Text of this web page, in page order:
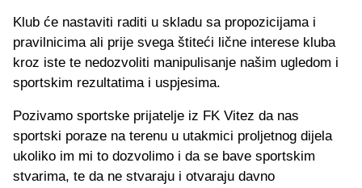
Klub će nastaviti raditi u skladu sa propozicijama i
pravilnicima ali prije svega štiteći lične interese kluba
kroz iste te nedozvoliti manipulisanje našim ugledom i
sportskim rezultatima i uspjesima.
Pozivamo sportske prijatelje iz FK Vitez da nas
sportski poraze na terenu u utakmici proljetnog dijela
ukoliko im mi to dozvolimo i da se bave sportskim
stvarima, te da ne stvaraju i otvaraju davno